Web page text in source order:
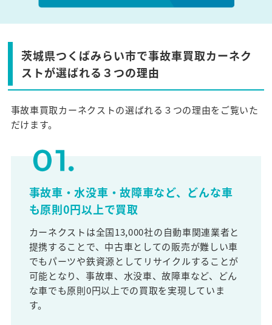
茨城県つくばみらい市で事故車買取カーネク
ストが選ばれる３つの理由
事故車買取カーネクストの選ばれる３つの理由をご覧いた
だけます。
事故車・水没車・故障車など、どんな車
も原則0円以上で買取
カーネクストは全国13,000社の自動車関連業者と
提携することで、中古車としての販売が難しい車
でもパーツや鉄資源としてリサイクルすることが
可能となり、事故車、水没車、故障車など、どん
な車でも原則0円以上での買取を実現していま
す。